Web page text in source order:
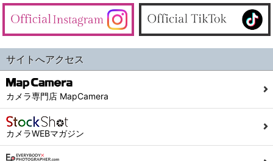
サイトへアクセス
カメラ専門店 MapCamera
カメラWEBマガジン